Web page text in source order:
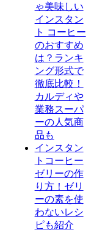
ゃ美味しい
インスタン
ト コーヒー
のおすすめ
は？ランキ
ング形式で
徹底比較！
カルディや
業務スーパ
ーの人気商
品も
インスタン
トコーヒー
ゼリーの作
り方！ゼリ
ーの素を使
わないレシ
ピも紹介